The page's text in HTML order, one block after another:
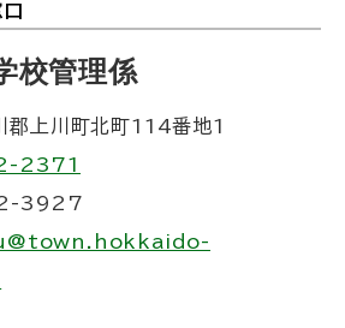
校管理係
郡上川町北町114番地1
2371
3927